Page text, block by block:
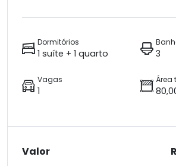
Dormitórios
1 suíte + 1 quarto 3
Vagas
1
Área
Valor